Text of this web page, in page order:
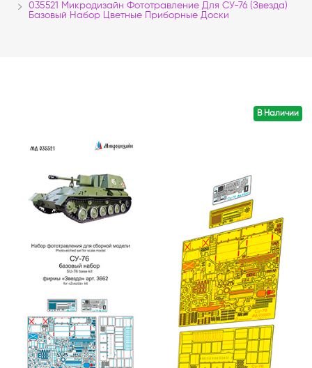
035521 Микродизайн Фототравление Для СУ-76 (Звезда)
Базовый Набор Цветные Приборные Доски
В Наличии